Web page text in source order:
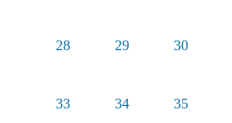
28 29 30
33 34 35